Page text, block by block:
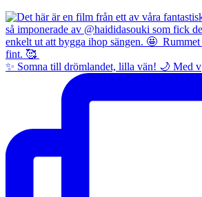
✨ Somna till drömlandet, lilla vän! 🌙 Med v